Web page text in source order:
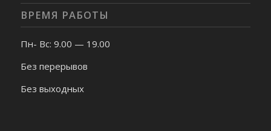
ВРЕМЯ РАБОТЫ
Пн- Вс: 9.00 — 19.00
Без перерывов
Без выходных